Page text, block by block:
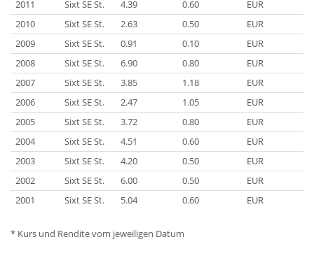
2011
Sixt SE St. 4.39 0.60
EUR
2010
Sixt SE St. 2.63 0.50
EUR
2009
Sixt SE St. 0.91 0.10
EUR
2008
Sixt SE St. 6.90 0.80
EUR
2007
Sixt SE St. 3.85 1.18
EUR
2006
Sixt SE St. 2.47 1.05
EUR
2005
Sixt SE St. 3.72 0.80
EUR
2004
Sixt SE St. 4.51 0.60
EUR
2003
Sixt SE St. 4.20 0.50
EUR
2002
Sixt SE St. 6.00 0.50
EUR
2001
Sixt SE St. 5.04 0.60 EUR
* Kurs und Rendite vom jeweiligen Datum